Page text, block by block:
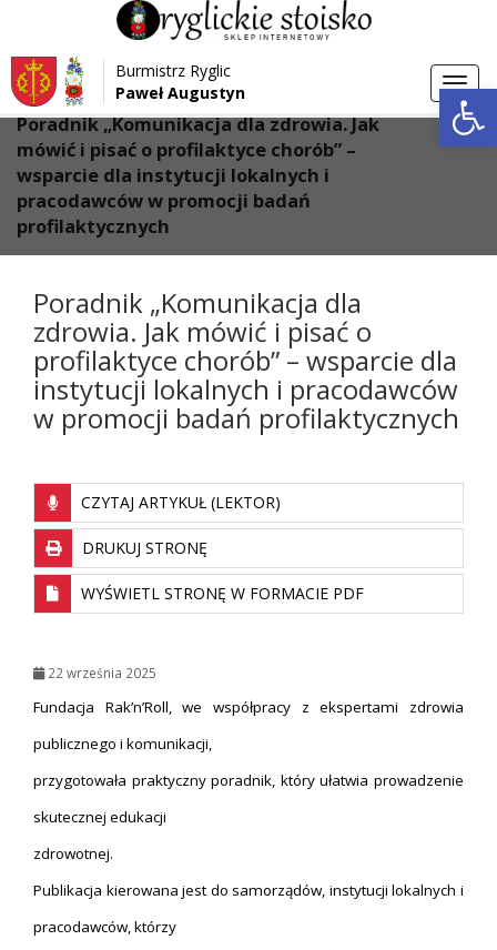
Przejdź do menu
Przejdź do głównej treści strony
Przejdź do stopki strony
Burmistrz Ryglic
Paweł Augustyn
Strona główna > Aktualności
Poradnik „Komunikacja dla zdrowia. Jak
mówić i pisać o profilaktyce chorób” –
wsparcie dla instytucji lokalnych i
pracodawców w promocji badań
profilaktycznych
Poradnik „Komunikacja dla
zdrowia. Jak mówić i pisać o
profilaktyce chorób” – wsparcie dla
instytucji lokalnych i pracodawców
w promocji badań profilaktycznych
CZYTAJ ARTYKUŁ (LEKTOR)
DRUKUJ STRONĘ
WYŚWIETL STRONĘ W FORMACIE PDF
22 września 2025
Fundacja Rak’n’Roll, we współpracy z ekspertami zdrowia
publicznego i komunikacji,
przygotowała praktyczny poradnik, który ułatwia prowadzenie
skutecznej edukacji
zdrowotnej.
Publikacja kierowana jest do samorządów, instytucji lokalnych i
pracodawców, którzy